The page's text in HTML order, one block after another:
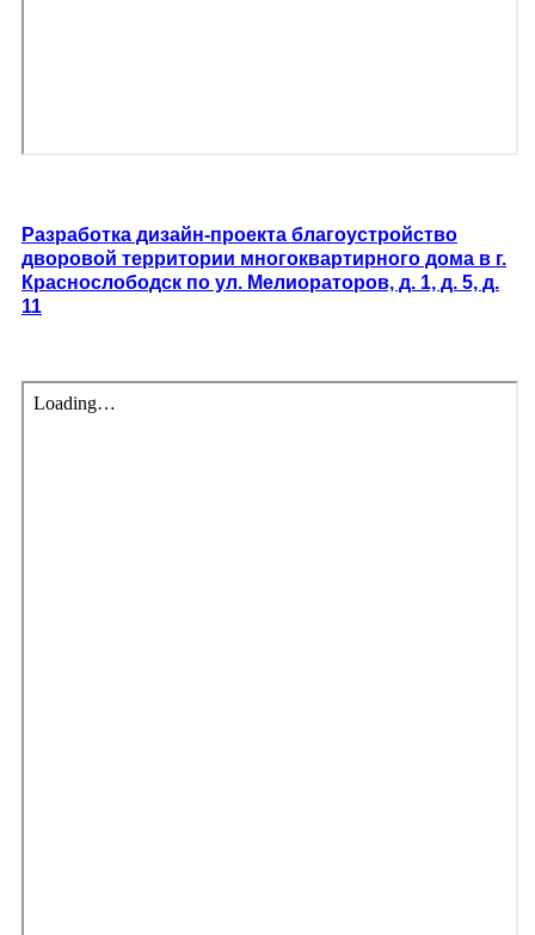
Разработка дизайн-проекта благоустройство
дворовой территории многоквартирного дома в г.
Краснослободск по ул. Мелиораторов, д. 1, д. 5, д.
11